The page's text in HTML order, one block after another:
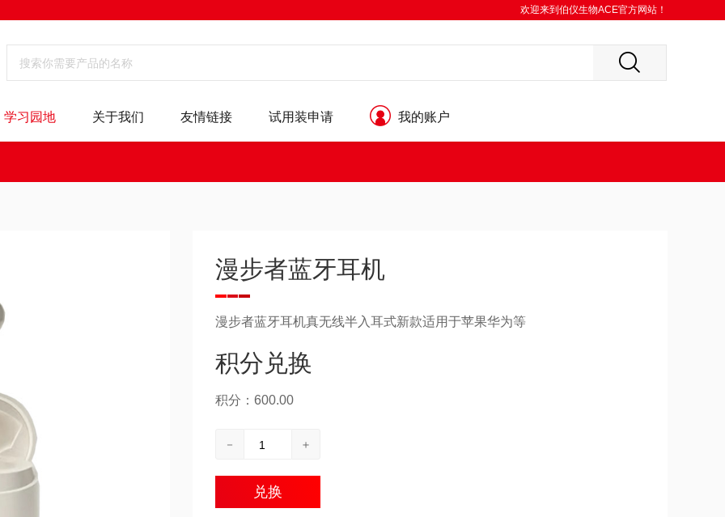
欢迎来到伯仪生物ACE官方网站！
学习园地 关于我们 友情链接 试用装申请 我的账户
漫步者蓝牙耳机
漫步者蓝牙耳机真无线半入耳式新款适用于苹果华为等
积分兑换
积分：600.00
－ ＋